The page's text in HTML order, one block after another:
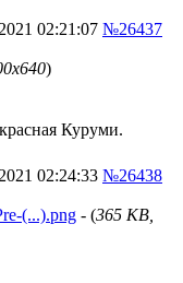
02:21:07 №26437
)
Куруми.
02:24:33 №26438
(...).png - (365 KB,